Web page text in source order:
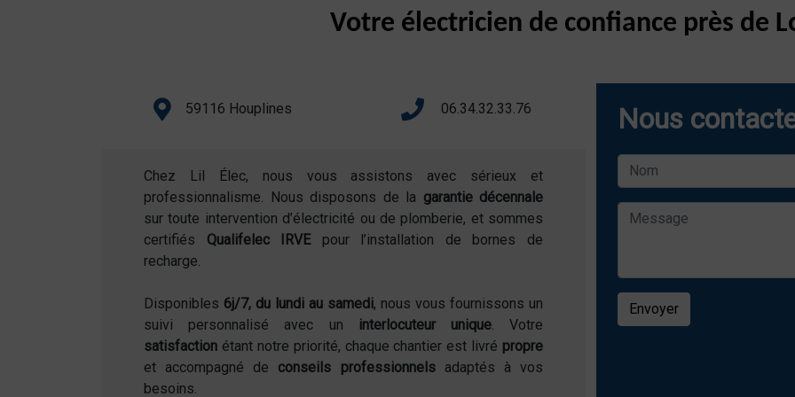
Votre électricien de confiance près de
59116 Houplines 06.34.32.33.76
Chez Lil Élec, nous vous assistons avec sérieux et
professionnalisme. Nous disposons de la garantie décennale
sur toute intervention d’électricité ou de plomberie, et sommes
certifiés Qualifelec IRVEpour l’installation de bornes de
recharge.
Disponibles 6j/7, du lundi au samedi, nous vous fournissons un
suivi personnalisé avec un
interlocuteur unique. Votre
satisfaction étant notre priorité, chaque chantier est livré propre
et accompagné de conseils professionnelsadaptés à vos
besoins.
Nous
Envoyer